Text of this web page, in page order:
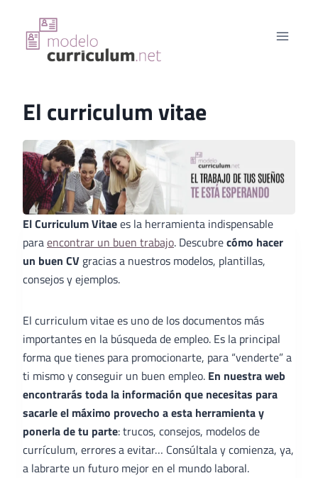
contenido
El curriculum vitae
El Curriculum Vitaees la herramienta indispensable
paraencontrar un buen trabajo. Descubrecómo hacer
un buen CV gracias a nuestros modelos, plantillas,
consejos y ejemplos.
El curriculum vitae es uno de los documentos más
importantes en la búsqueda de empleo. Es la principal
forma que tienes para promocionarte, para “venderte” a
ti mismo y conseguir un buen empleo. En nuestra web
encontrarás toda la información que necesitas para
sacarle el máximo provecho a esta herramienta y
ponerla de tu parte: trucos, consejos, modelos de
currículum, errores a evitar… Consúltala y comienza, ya,
a labrarte un futuro mejor en el mundo laboral.